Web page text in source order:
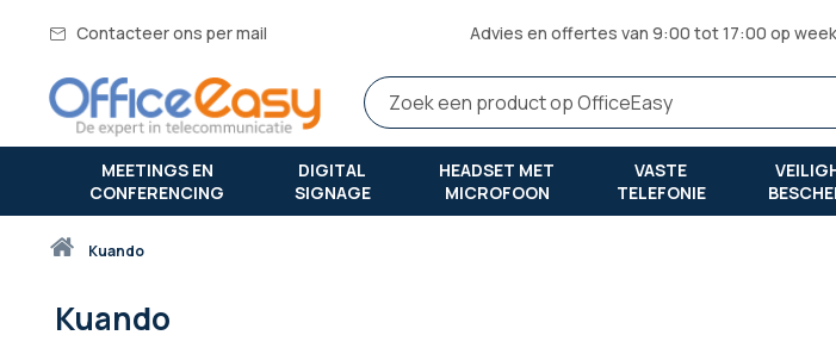
Contacteer ons per mail Advies en offertes van 9:00 tot 17:00 op
MEETINGS EN
CONFERENCING
DIGITAL
SIGNAGE
HEADSET MET
MICROFOON
VASTE
TELEFONIE
Thuiskuando
Kuando